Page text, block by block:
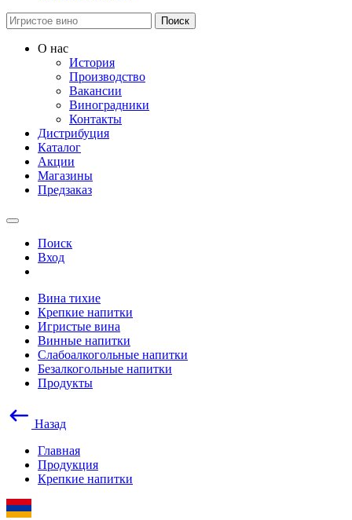
Поиск
О нас
История
Производство
Вакансии
Виноградники
Контакты
Дистрибуция
Каталог
Акции
Магазины
Предзаказ
Поиск
Вход
Вина тихие
Крепкие напитки
Игристые вина
Винные напитки
Слабоалкогольные напитки
Безалкогольные напитки
Продукты
Назад
Главная
Продукция
Крепкие напитки